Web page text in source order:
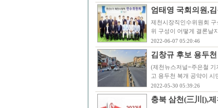
엄태영 국회의원,
제천시장직인수위원회
위 구성이 어떻게 결론날
2022-06-07 05:20:46
김창규 후보 용두
(제천뉴스저널=주은철 기
고 용두천 복개 공약이
2022-05-30 05:39:26
충북 삼천(三川[),